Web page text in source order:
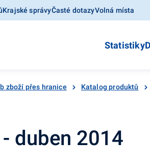
Krajské správyČasté dotazyVolná místa
Statistiky
zboží přes hranice Katalog produktů
duben 2014